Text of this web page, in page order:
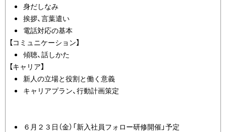
身だしなみ
挨拶、言葉遣い
電話対応の基本
【コミュニケーション】
傾聴、話しかた
【キャリア】
新人の立場と役割と働く意義
キャリアプラン、行動計画策定
６月２３日（金）「新入社員フォロー研修開催」予定